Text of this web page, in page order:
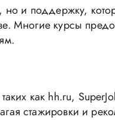
и поддержку,
Многие курсы
как hh.ru,
стажировки и